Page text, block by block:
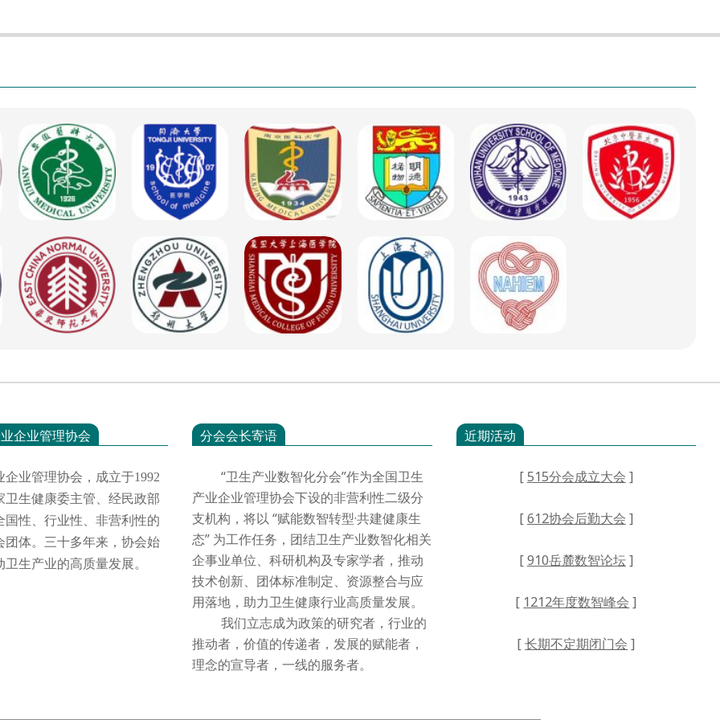
企业管理协会
企业管理协会，成立于1992
卫生健康委主管、经民政部
国性、行业性、非营利性的
团体。三十多年来，协会始
生产业的高质量发展。
分会会长寄语
“卫生产业数智化分会”作为全国卫生
产业企业管理协会下设的非营利性二级分
支机构，将以 “赋能数智转型·共建健康生
态” 为工作任务，团结卫生产业数智化相关
企事业单位、科研机构及专家学者，推动
技术创新、团体标准制定、资源整合与应
用落地，助力卫生健康行业高质量发展。
我们立志成为政策的研究者，行业的
推动者，价值的传递者，发展的赋能者，
理念的宣导者，一线的服务者。
近期活动
[515分会成立大会 ]
[612协会后勤大会 ]
[910岳麓数智论坛]
[ 1212年度数智峰会 ]
[长期不定期闭门会 ]